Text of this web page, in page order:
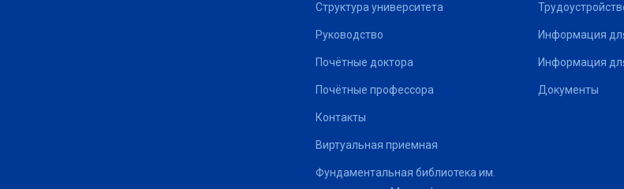
Структура университета
Руководство
Почётные доктора
Почётные профессора
Контакты
Виртуальная приемная
Фундаментальная библиотека им.
Информация
Информация
Документы